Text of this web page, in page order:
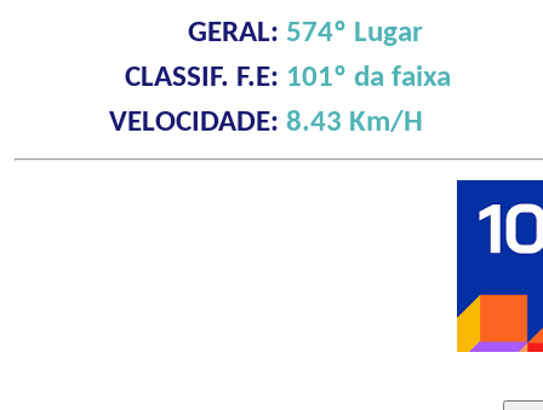
GERAL: 574º Lugar
CLASSIF. F.E: 101º da faixa
VELOCIDADE: 8.43 Km/H